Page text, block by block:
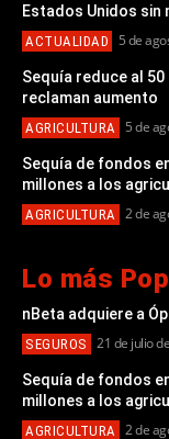
Estados Unidos sin
ACTUALIDAD 5 de
Sequía reduce al
reclaman aumento
AGRICULTURA 5 de
Sequía de fondos
millones a los
AGRICULTURA 2 de
Lo más
nBeta adquiere a
SEGUROS 21 de julio
Sequía de fondos
millones a los
AGRICULTURA 2 de